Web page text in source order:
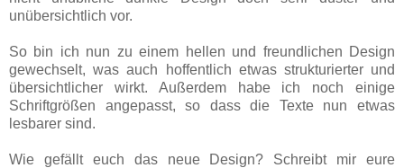
unübersichtlich vor.
So bin ich nun zu einem hellen und freundlichen Design
gewechselt, was auch hoffentlich etwas strukturierter und
übersichtlicher wirkt. Außerdem habe ich noch einige
Schriftgrößen angepasst, so dass die Texte nun etwas
lesbarer sind.
Wie gefällt euch das neue Design? Schreibt mir eure